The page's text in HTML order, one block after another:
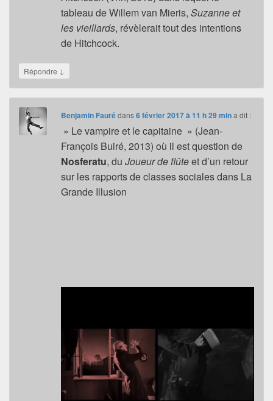
tableau de Willem van Mieris,Suzanne et
les vieillards, révèlerait tout des intentions
de Hitchcock.
Répondre ↓
Benjamin Faurédans6 février 2017 à 11 h 29 min a dit :
» Le vampire et le capitaine » (Jean-
François Buiré, 2013) où il est question de
Nosferatu, duJoueur de flûteet d’un retour
sur les rapports de classes sociales dans La
Grande Illusion